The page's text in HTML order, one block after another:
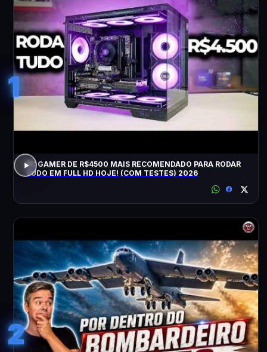
1
PC GAMER DE R$4500 MAIS RECOMENDADO PARA RODAR
TUDO EM FULL HD HOJE! (COM TESTES) 2026
2